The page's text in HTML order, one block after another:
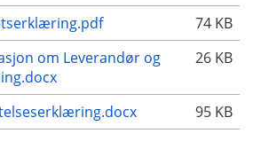
74 KB
om Leverandør og
26 KB
95 KB